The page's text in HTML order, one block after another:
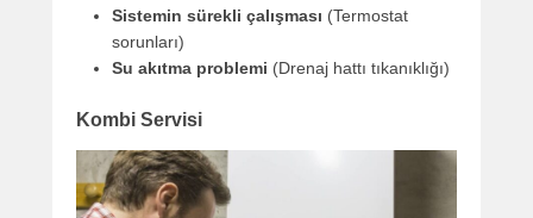
Sistemin sürekli çalışması (Termostat
sorunları)
Su akıtma problemi (Drenaj hattı tıkanıklığı)
Kombi Servisi